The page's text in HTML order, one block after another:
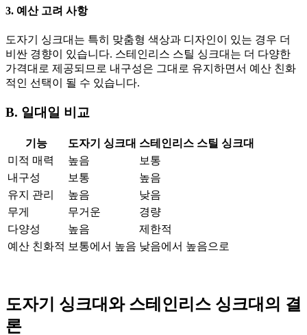
3. 예산 고려 사항
도자기 싱크대는 특히 맞춤형 색상과 디자인이 있는 경우 더
비싼 경향이 있습니다. 스테인리스 스틸 싱크대는 더 다양한
가격대로 제공되므로 내구성은 그대로 유지하면서 예산 친화
적인 선택이 될 수 있습니다.
B. 일대일 비교
기능 도자기 싱크대 스테인리스 스틸 싱크대
미적 매력
높음
보통
내구성
보통
높음
유지 관리
높음
낮음
무게
무거운
경량
다양성
높음
제한적
예산 친화적 보통에서 높음 낮음에서 높음으로
도자기 싱크대와 스테인리스 싱크대의 결
론